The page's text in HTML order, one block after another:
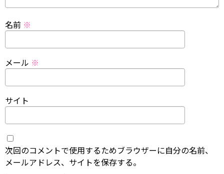
名前 ※
メール ※
サイト
次回のコメントで使用するためブラウザーに自分の名前、
メールアドレス、サイトを保存する。